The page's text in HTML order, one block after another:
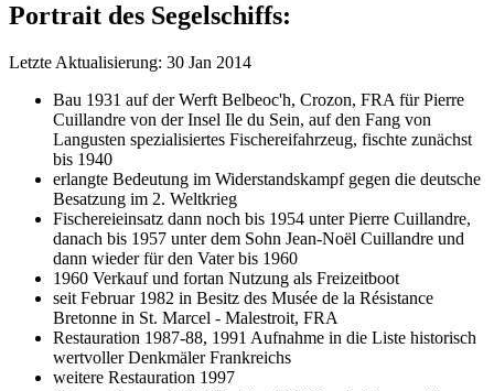
Portrait des Segelschiffs:
Letzte Aktualisierung: 30 Jan 2014
Bau 1931 auf der Werft Belbeoc'h, Crozon, FRA für Pierre
Cuillandre von der Insel Ile du Sein, auf den Fang von
Langusten spezialisiertes Fischereifahrzeug, fischte zunächst
bis 1940
erlangte Bedeutung im Widerstandskampf gegen die deutsche
Besatzung im 2. Weltkrieg
Fischereieinsatz dann noch bis 1954 unter Pierre Cuillandre,
danach bis 1957 unter dem Sohn Jean-Noël Cuillandre und
dann wieder für den Vater bis 1960
1960 Verkauf und fortan Nutzung als Freizeitboot
seit Februar 1982 in Besitz des Musée de la Résistance
Bretonne in St. Marcel - Malestroit, FRA
Restauration 1987-88, 1991 Aufnahme in die Liste historisch
wertvoller Denkmäler Frankreichs
weitere Restauration 1997